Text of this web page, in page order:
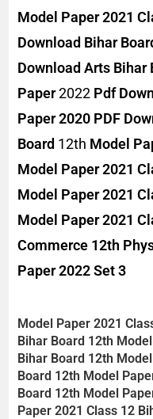
Model Paper 2021
Download Bihar
Download Arts Bihar
Paper2022 Pdf
Paper 2020 PDF
Board 12th Model
Model Paper 2021
Model Paper 2021
Model Paper 2021
Commerce 12th
Paper 2022 Set 3
Model Paper 2021
Bihar Board 12th
Bihar Board 12th
Board 12th Model
Board 12th Model
Paper 2021 Class 12